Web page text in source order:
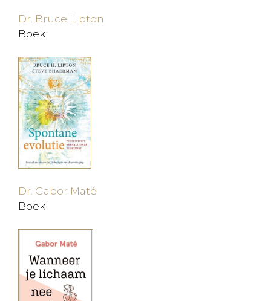
Dr. Bruce Lipton
Boek
Dr. Gabor Maté
Boek